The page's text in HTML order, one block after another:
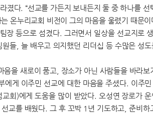
졌다. “선교를 가든지 보내든지 둘 중 하나를
온누리교회 비전이 그의 마음을 울렸기 때문이
등으로 섬겼다. 그러면서 일상을 선교지로
들, 늘 배우고 의지했던 리더십 등 수많은 성
을 새로이 품고, 장소가 아닌 사람들을 바라
에게 이주민 선교에 대한 마음을 주셨다. 이주
회)에게 도움을 많이 받았다. 오성연 장로가 운
교를 배웠다. 그 후 꼬박 1년 기도하고, 준비하